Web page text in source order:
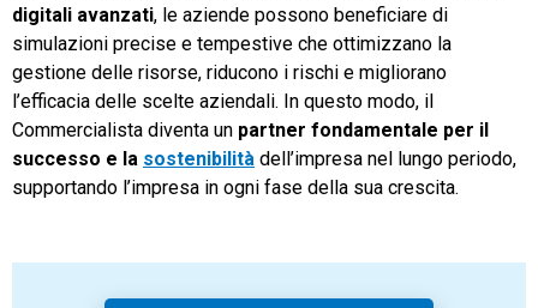
digitali avanzati, le aziende possono beneficiare di
simulazioni precise e tempestive che ottimizzano la
gestione delle risorse, riducono i rischi e migliorano
l’efficacia delle scelte aziendali. In questo modo, il
Commercialista diventa un partner fondamentale per il
successo e la sostenibilità dell’impresa nel lungo periodo,
supportando l’impresa in ogni fase della sua crescita.